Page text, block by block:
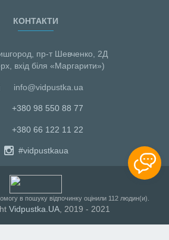
КОНТАКТИ
пр-т Шевченко, 2Д
вхід біля «Маргарити»)
info@vidpustka.ua
+380 98 550 88 77
+380 66 122 11 22
#vidpustkaua
в пошуку відпочинку оцінили 112 людин(и).
Vidpustka.UA, 2019 - 2021